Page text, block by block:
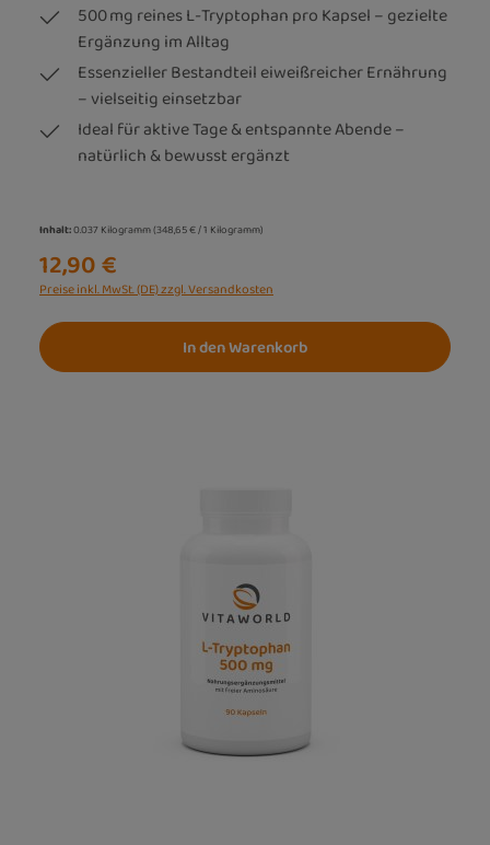
500 mg reines L-Tryptophan pro Kapsel – gezielte
Ergänzung im Alltag
Essenzieller Bestandteil eiweißreicher Ernährung
– vielseitig einsetzbar
Ideal für aktive Tage & entspannte Abende –
natürlich & bewusst ergänzt
Inhalt:0.037 Kilogramm(348,65 € / 1 Kilogramm)
12,90 €
Preise inkl. MwSt. (DE) zzgl. Versandkosten
In den Warenkorb